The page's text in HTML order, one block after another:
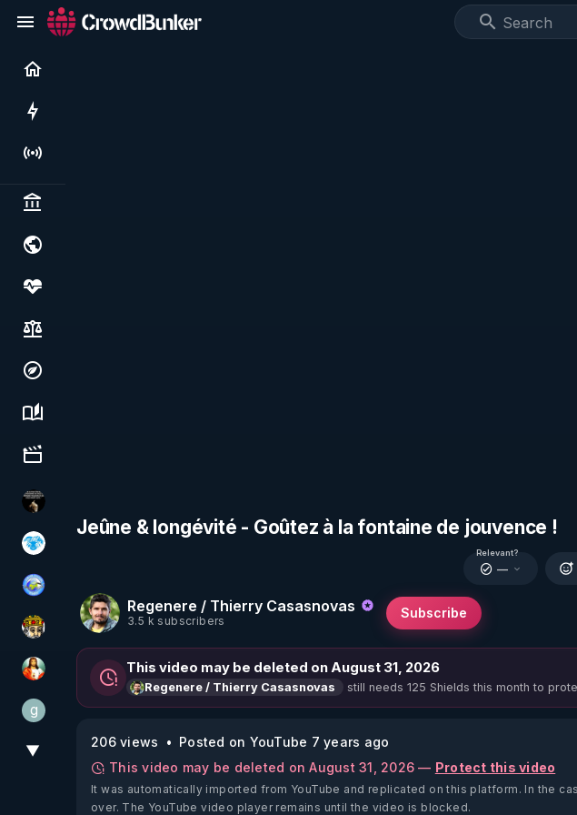
Live
Politics & institutions
Society, justice & freedoms
Economy, environment & technology
Science, history & spirituality
Culture, media & entertainment
Infos et vérité
A.D.N.M
Tonton Posture Débrief
Textes Sacrés & Maîtres Spirituels
L'autre son de cloche
ggilo59
▼
Jeûne & longévité - Goûtez à la fontaine de jouvence !
Regenere / Thierry Casasnovas
3.5 k subscribers
Subscribe
Relevant?
—
This video may be deleted on August 31, 2026
Regenere / Thierry Casasnovas still needs 125 Shields this month to
206 views
Posted on YouTube 7 years ago
This video may be deleted on August 31, 2026 — Protect this video
It was automatically imported from YouTube and replicated on this platform. In the
over. The YouTube video player remains until the video is blocked.